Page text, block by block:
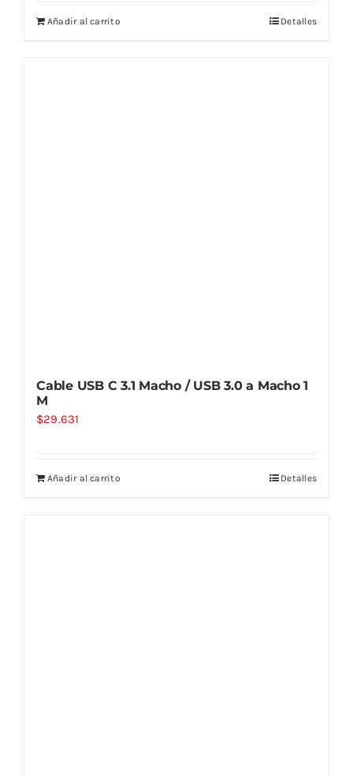
Añadir al carrito Detalles
Cable USB C 3.1 Macho / USB 3.0 a Macho 1
M
$29.631
Añadir al carrito Detalles